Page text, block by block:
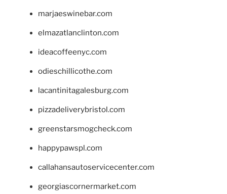
marjaeswinebar.com
elmazatlanclinton.com
ideacoffeenyc.com
odieschillicothe.com
lacantinitagalesburg.com
pizzadeliverybristol.com
greenstarsmogcheck.com
happypawspl.com
callahansautoservicecenter.com
georgiascornermarket.com